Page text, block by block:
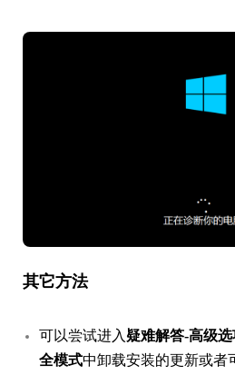
其它方法
可以尝试进入 疑难解答-高级
全模式中卸载安装的更新或者